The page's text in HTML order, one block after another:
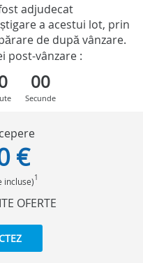
adjudecat
a acestui lot, prin
de după vânzare.
post-vânzare :
00
Secunde
€
incluse)1
OFERTE